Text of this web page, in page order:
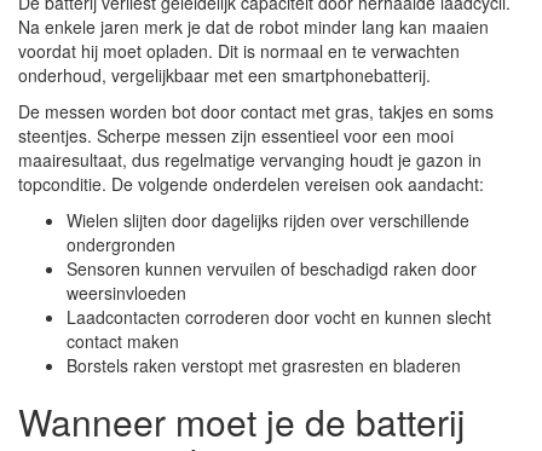
Na enkele jaren merk je dat de robot minder lang kan maaien
voordat hij moet opladen. Dit is normaal en te verwachten
onderhoud, vergelijkbaar met een smartphonebatterij.
De messen worden bot door contact met gras, takjes en soms
steentjes. Scherpe messen zijn essentieel voor een mooi
maairesultaat, dus regelmatige vervanging houdt je gazon in
topconditie. De volgende onderdelen vereisen ook aandacht:
Wielen slijten door dagelijks rijden over verschillende
ondergronden
Sensoren kunnen vervuilen of beschadigd raken door
weersinvloeden
Laadcontacten corroderen door vocht en kunnen slecht
contact maken
Borstels raken verstopt met grasresten en bladeren
Wanneer moet je de batterij